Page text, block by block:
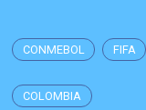
CONMEBOL FIFA
COLOMBIA